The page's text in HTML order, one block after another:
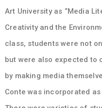
Art University as “Media
Creativity and the
class, students were not
but were also expected to
by making media
Conte was incorporated